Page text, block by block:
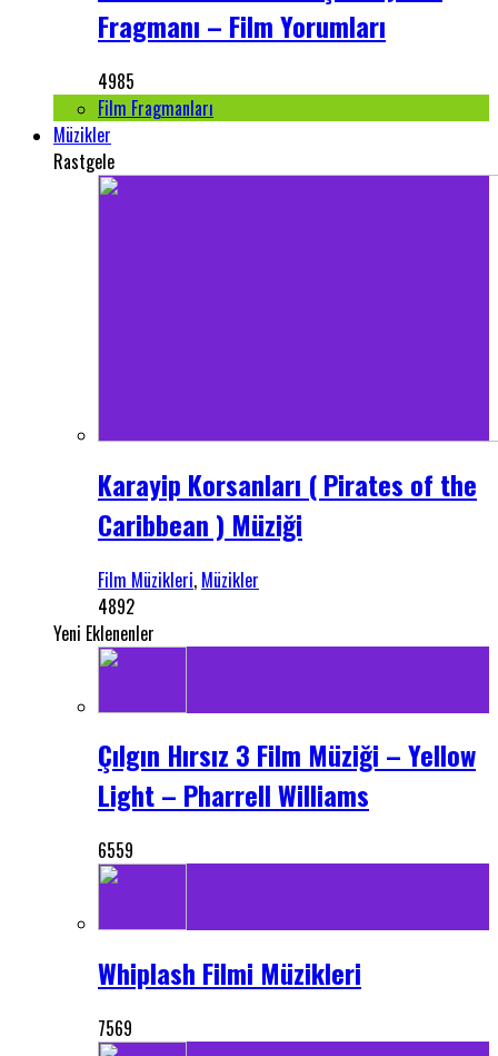
Fragmanı – Film Yorumları
4985
Film Fragmanları
Müzikler
Rastgele
Karayip Korsanları ( Pirates of the
Caribbean ) Müziği
Film Müzikleri, Müzikler
4892
Yeni Eklenenler
Çılgın Hırsız 3 Film Müziği – Yellow
Light – Pharrell Williams
6559
Whiplash Filmi Müzikleri
7569